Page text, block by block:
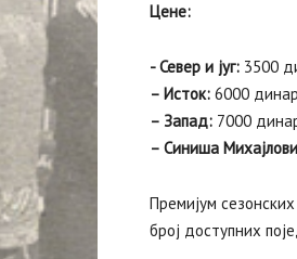
Цене:
‍- Север и југ: 3500
– Исток: 6000
– Запад: 7000
– Синиша
Премијум
број доступних